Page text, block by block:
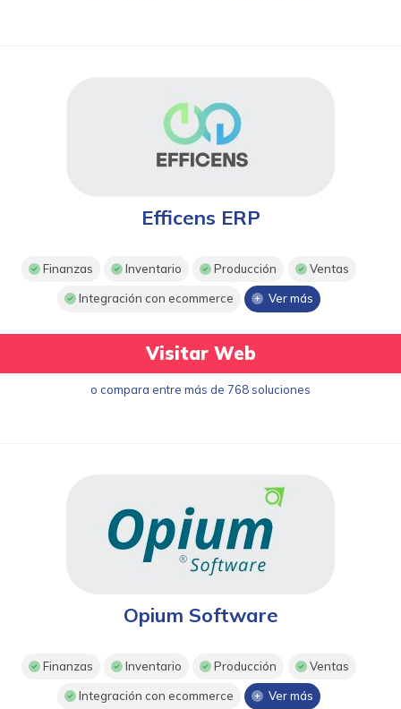
Efficens ERP
Finanzas Inventario Producción Ventas
Integración con ecommerce Ver más
Visitar Web
o compara entre más de 768 soluciones
Opium Software
Finanzas Inventario Producción Ventas
Integración con ecommerce Ver más